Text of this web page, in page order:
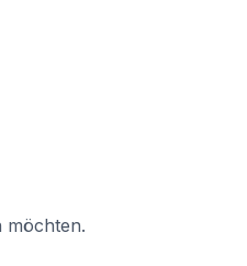
möchten.